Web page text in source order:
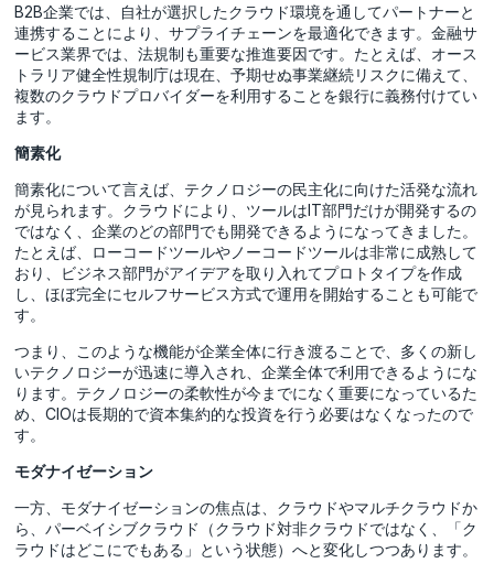
B2B企業では、自社が選択したクラウド環境を通してパートナーと
連携することにより、サプライチェーンを最適化できます。金融サ
ービス業界では、法規制も重要な推進要因です。たとえば、オース
トラリア健全性規制庁は現在、予期せぬ事業継続リスクに備えて、
複数のクラウドプロバイダーを利用することを銀行に義務付けてい
ます。
簡素化
簡素化について言えば、テクノロジーの民主化に向けた活発な流れ
が見られます。クラウドにより、ツールはIT部門だけが開発するの
ではなく、企業のどの部門でも開発できるようになってきました。
たとえば、ローコードツールやノーコードツールは非常に成熟して
おり、ビジネス部門がアイデアを取り入れてプロトタイプを作成
し、ほぼ完全にセルフサービス方式で運用を開始することも可能で
す。
つまり、このような機能が企業全体に行き渡ることで、多くの新し
いテクノロジーが迅速に導入され、企業全体で利用できるようにな
ります。テクノロジーの柔軟性が今までになく重要になっているた
め、CIOは長期的で資本集約的な投資を行う必要はなくなったので
す。
モダナイゼーション
一方、モダナイゼーションの焦点は、クラウドやマルチクラウドか
ら、パーベイシブクラウド（クラウド対非クラウドではなく、「ク
ラウドはどこにでもある」という状態）へと変化しつつあります。